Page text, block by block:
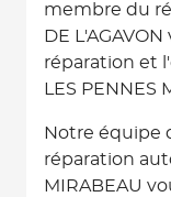
membre du
DE
réparation et
LES PENNES
Notre équipe
réparation
MIRABEAU